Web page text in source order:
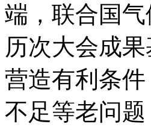
端，联合国
历次大会成
营造有利条
不足等老问